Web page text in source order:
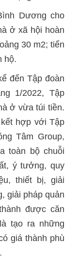
Dương cho
ở xã hội hoàn
30 m2; tiến
hộ.
đến Tập đoàn
1/2022, Tập
ở vừa túi tiền.
hợp với Tập
Tâm Group,
toàn bộ chuỗi
ý tưởng, quy
thiết bị, giải
giải pháp quản
được căn
tạo ra những
giá thành phù